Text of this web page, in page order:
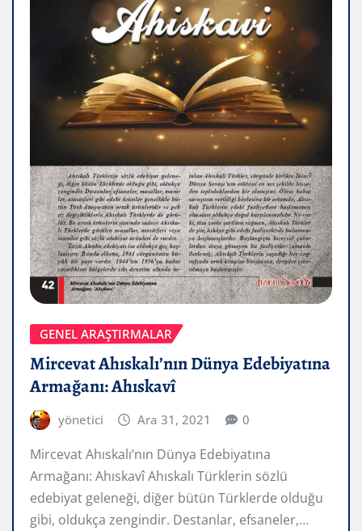
GENEL ARAŞTIRMALAR
Mircevat Ahıskalı’nın Dünya Edebiyatına
Armağanı: Ahıskavî
yönetici Ara 31, 2021 0
Mircevat Ahıskalı’nın Dünya Edebiyatına
Armağanı: Ahıskavî Ahıskalı Türklerin sözlü
edebiyat geleneği, diğer bütün Türklerde olduğu
gibi, oldukça zengindir. Destanlar, efsaneler,…